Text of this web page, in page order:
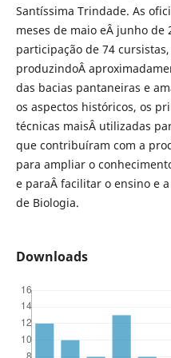
Santíssima Trindade. As
meses de maio eÂ junho de
participação de 74 cursistas,
produzindoÂ
das bacias pantaneiras e
os aspectos históricos, os
técnicas maisÂ utilizadas
que contribuíram com a
para ampliar o
e paraÂ facilitar o ensino e
de Biologia.
Downloads